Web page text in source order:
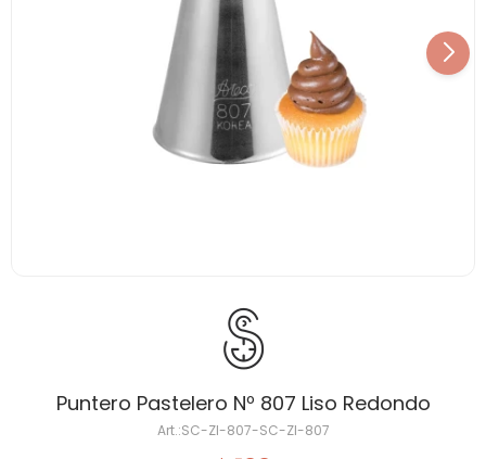
Puntero Pastelero Nº 807 Liso Redondo
SC-ZI-807-SC-ZI-807